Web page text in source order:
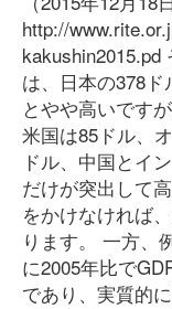
http://
kakushin2015.pd
は、日本の378
とやや高いです
米国は85ドル、
ドル、中国とイ
だけが突出して
をかけなければ
ります。 一方、
に2005年比で
であり、実質的